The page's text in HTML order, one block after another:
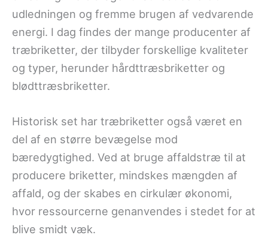
udledningen og fremme brugen af vedvarende
energi. I dag findes der mange producenter af
træbriketter, der tilbyder forskellige kvaliteter
og typer, herunder hårdttræsbriketter og
blødttræsbriketter.
Historisk set har træbriketter også været en
del af en større bevægelse mod
bæredygtighed. Ved at bruge affaldstræ til at
producere briketter, mindskes mængden af
affald, og der skabes en cirkulær økonomi,
hvor ressourcerne genanvendes i stedet for at
blive smidt væk.